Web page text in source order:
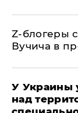
Z-блогеры
Вучича в
У Украины
над